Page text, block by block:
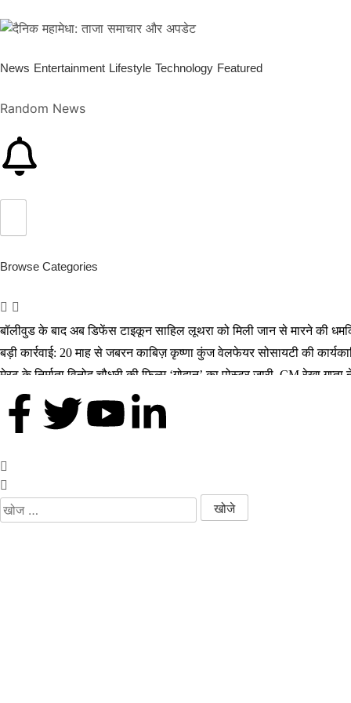
News Entertainment Lifestyle Technology Featured
Random News
Browse Categories
बॉलीवुड के बाद अब डिफेंस टाइकून साहिल लूथरा को मिली जान से मारने की
बड़ी कार्रवाई: 20 माह से जबरन काबिज़ कृष्णा कुंज वेलफेयर सोसायटी की
मेरठ के निर्माता विनोद चौधरी की फिल्म ‘गोदान’ का पोस्टर जारी, CM रेखा
मिलिए रोहित उगले से! कैसे 16 साल की उम्र में कंपनी शुरू की और 22 की उम्र
MBA डिग्री छोड़, कैमरा थामा! मिलिए बॉलीवुड हस्तियों के चहेते वेडिंग